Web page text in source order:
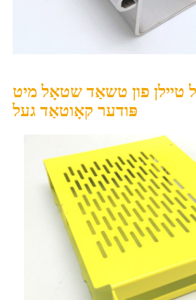
טיילן פון טשאַד שטאָל מיט
פּודער קאָוטאַד געל